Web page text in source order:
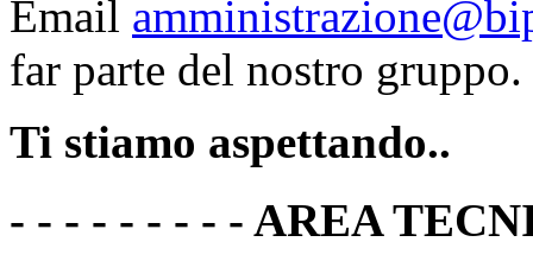
Email
far parte del nostro gruppo.
Ti stiamo aspettando..
- - - - - - - - - AREA